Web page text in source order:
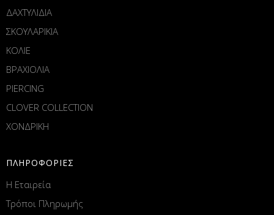
ΔΑΧΤΥΛΙΔΙΑ
ΣΚΟΥΛΑΡΙΚΙΑ
ΚΟΛΙΕ
ΒΡΑΧΙΟΛΙΑ
PIERCING
CLOVER COLLECTION
ΧΟΝΔΡΙΚΗ
ΠΛΗΡΟΦΟΡΙΕΣ
Η Εταιρεία
Τρόποι Πληρωμής